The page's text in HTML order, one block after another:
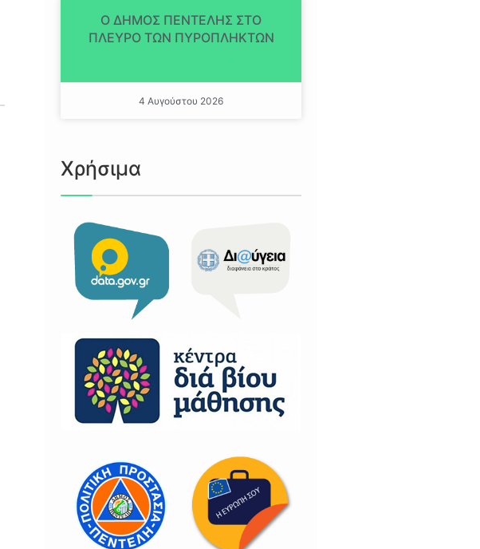
Ο ΔΗΜΟΣ ΠΕΝΤΕΛΗΣ ΣΤΟ
ΠΛΕΥΡΟ ΤΩΝ ΠΥΡΟΠΛΗΚΤΩΝ
4 Αυγούστου 2026
Χρήσιμα